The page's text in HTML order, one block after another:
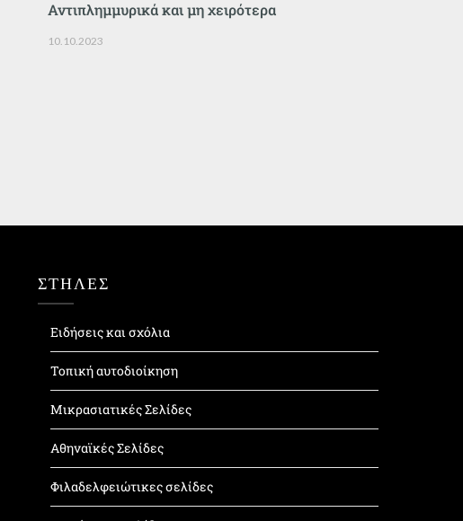
Αντιπλημμυρικά και μη χειρότερα
10.10.2023
ΣΤΗΛΕΣ
Ειδήσεις και σχόλια
Τοπική αυτοδιοίκηση
Μικρασιατικές Σελίδες
Αθηναϊκές Σελίδες
Φιλαδελφειώτικες σελίδες